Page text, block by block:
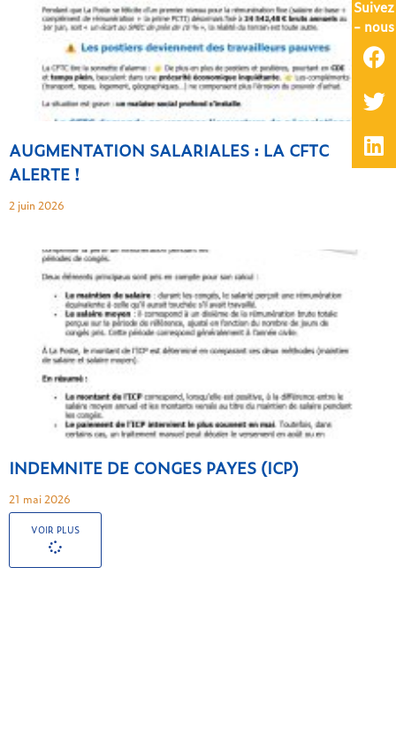
Suivez
- nous
AUGMENTATION SALARIALES : LA CFTC
ALERTE !
2 juin 2026
INDEMNITE DE CONGES PAYES (ICP)
21 mai 2026
VOIR PLUS